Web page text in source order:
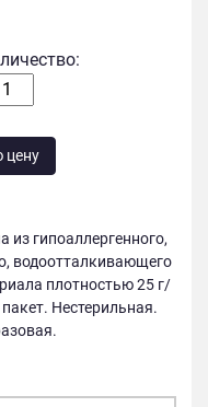
цену
из гипоаллергенного,
водоотталкивающего
плотностью 25 г/
Нестерильная.